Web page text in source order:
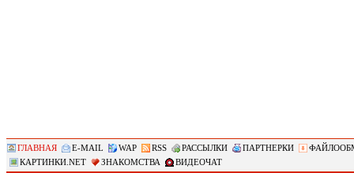
ГЛАВНАЯ E-MAIL WAP RSS РАССЫЛКИ ПАРТНЕРКИ
КАРТИНКИ.NET
ЗНАКОМСТВА ВИДЕОЧАТ